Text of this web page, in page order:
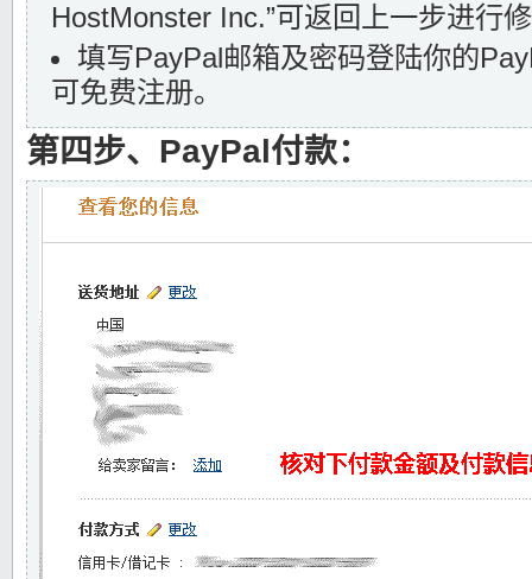
HostMonster Inc.”可返回上一步进行
填写PayPal邮箱及密码登陆你的
可免费注册。
第四步、PayPal付款：